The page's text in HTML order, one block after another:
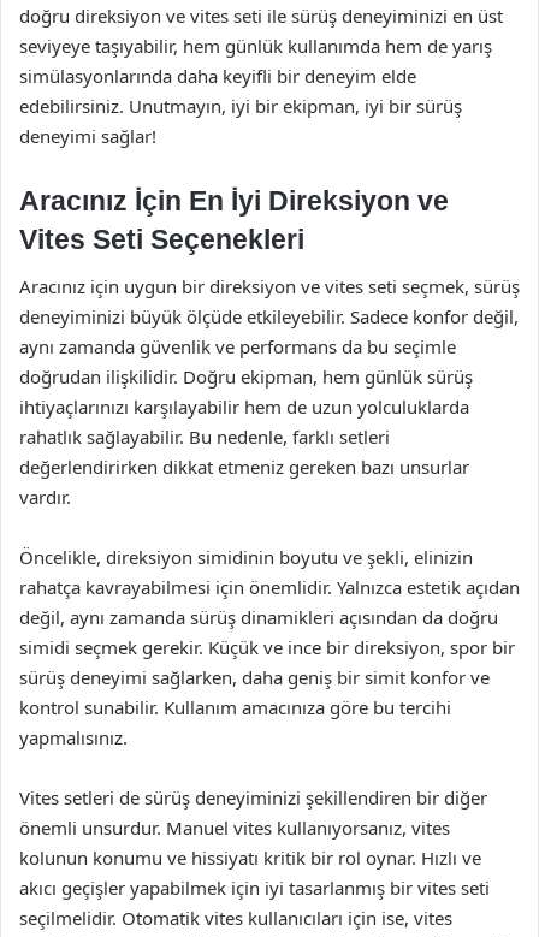
doğru direksiyon ve vites seti ile sürüş deneyiminizi en üst
seviyeye taşıyabilir, hem günlük kullanımda hem de yarış
simülasyonlarında daha keyifli bir deneyim elde
edebilirsiniz. Unutmayın, iyi bir ekipman, iyi bir sürüş
deneyimi sağlar!
Aracınız İçin En İyi Direksiyon ve
Vites Seti Seçenekleri
Aracınız için uygun bir direksiyon ve vites seti seçmek, sürüş
deneyiminizi büyük ölçüde etkileyebilir. Sadece konfor değil,
aynı zamanda güvenlik ve performans da bu seçimle
doğrudan ilişkilidir. Doğru ekipman, hem günlük sürüş
ihtiyaçlarınızı karşılayabilir hem de uzun yolculuklarda
rahatlık sağlayabilir. Bu nedenle, farklı setleri
değerlendirirken dikkat etmeniz gereken bazı unsurlar
vardır.
Öncelikle, direksiyon simidinin boyutu ve şekli, elinizin
rahatça kavrayabilmesi için önemlidir. Yalnızca estetik açıdan
değil, aynı zamanda sürüş dinamikleri açısından da doğru
simidi seçmek gerekir. Küçük ve ince bir direksiyon, spor bir
sürüş deneyimi sağlarken, daha geniş bir simit konfor ve
kontrol sunabilir. Kullanım amacınıza göre bu tercihi
yapmalısınız.
Vites setleri de sürüş deneyiminizi şekillendiren bir diğer
önemli unsurdur. Manuel vites kullanıyorsanız, vites
kolunun konumu ve hissiyatı kritik bir rol oynar. Hızlı ve
akıcı geçişler yapabilmek için iyi tasarlanmış bir vites seti
seçilmelidir. Otomatik vites kullanıcıları için ise, vites